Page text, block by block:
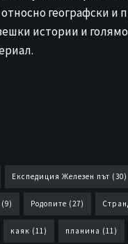
географски и
истории и
Експедиция Железен път (30)
(9) Родопите (27)
каяк (11) планина (11)